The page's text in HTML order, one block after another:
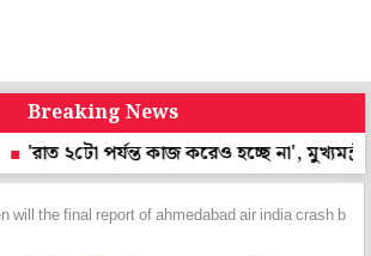
Breaking News
পর্যন্ত কাজ করেও হচ্ছে না', মুখ্যমন্ত্রীর 'হর
will the final report of ahmedabad air india crash be